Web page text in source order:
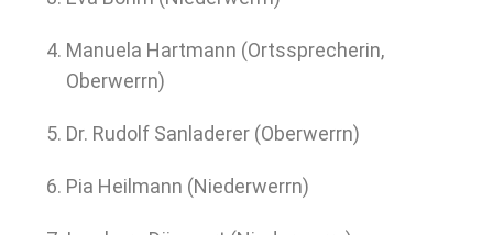
Manuela Hartmann (Ortssprecherin,
Oberwerrn)
Dr. Rudolf Sanladerer (Oberwerrn)
Pia Heilmann (Niederwerrn)